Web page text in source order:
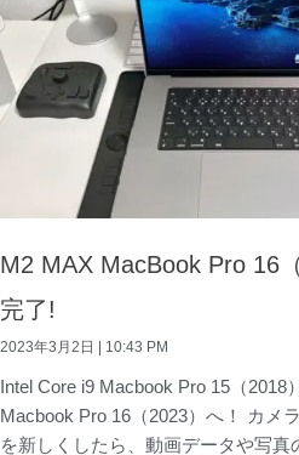
M2 MAX MacBook Pro 16
完了!
2023年3月2日 10:43 PM
Intel Core i9 Macbook Pro 15（2018
Macbook Pro 16（2023）へ！ カメ
を新しくしたら、動画データや写真